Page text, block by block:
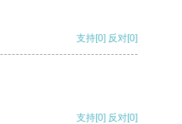
支持[0] 反对[0]
支持[0] 反对[0]